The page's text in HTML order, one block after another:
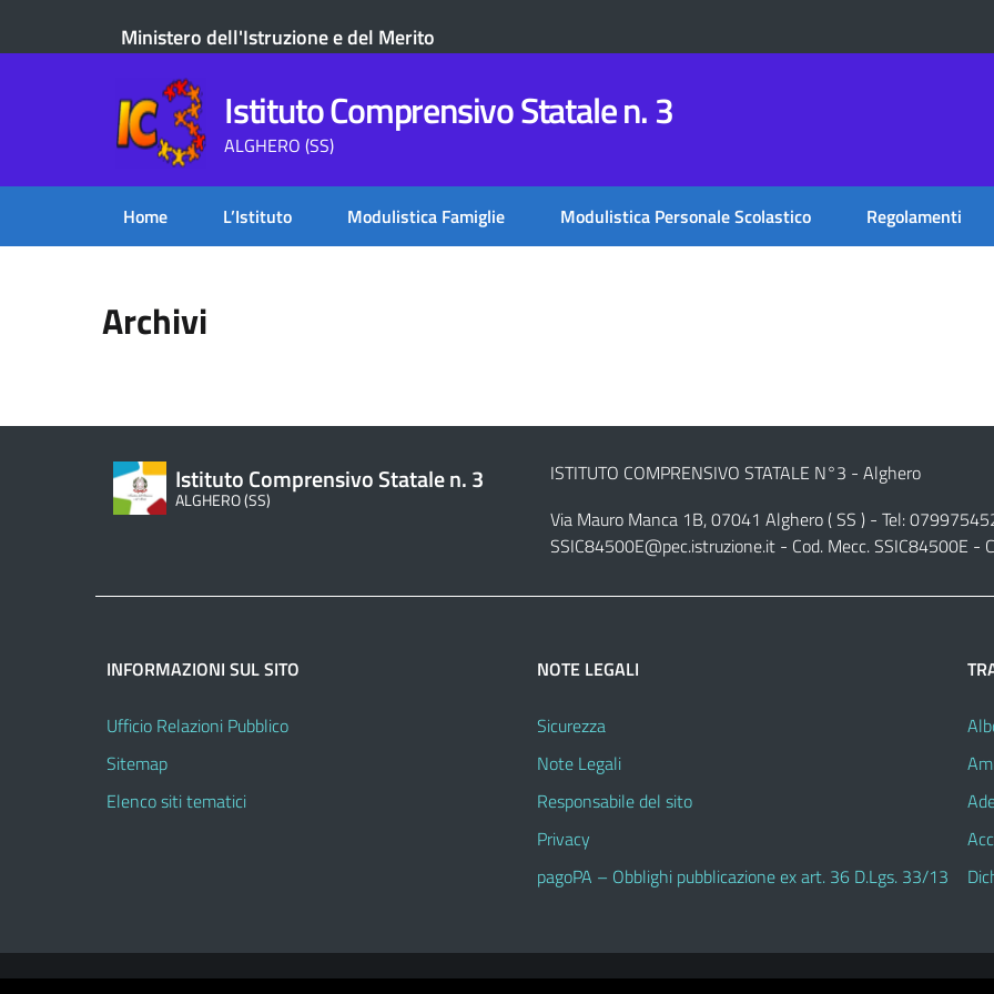
Ministero dell'Istruzione e del Merito
Istituto Comprensivo Statale n. 3
ALGHERO (SS)
Home L’Istituto Modulistica Famiglie Modulistica Personale Scolastico Regolamenti
Archivi
Istituto Comprensivo Statale n. 3
ALGHERO (SS)
ISTITUTO COMPRENSIVO STATALE N°3 - Alghero
Via Mauro Manca 1B, 07041 Alghero ( SS ) - Tel:
SSIC84500E@pec.istruzione.it- Cod. Mecc. SSIC84500E -
INFORMAZIONI SUL SITO
Ufficio Relazioni Pubblico
Sitemap
Elenco siti tematici
NOTE LEGALI
Sicurezza
Note Legali
Responsabile del sito
Privacy
pagoPA – Obblighi pubblicazione ex art. 36 D.Lgs. 33/13